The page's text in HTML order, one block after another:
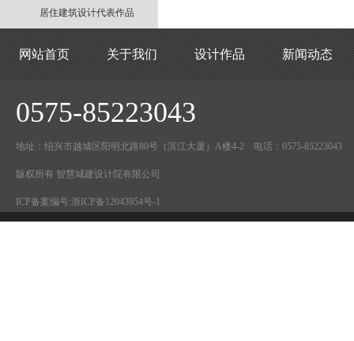
居住建筑设计代表作品
网站首页 关于我们 设计作品 新闻动态
0575-85223043
地址：绍兴市越城区阳明北路80号（滨江大厦）A楼4-2 电话：0575-85223043
版权所有 智慧城建设计院有限公司
ICP备案编号:浙ICP备12043954号-1